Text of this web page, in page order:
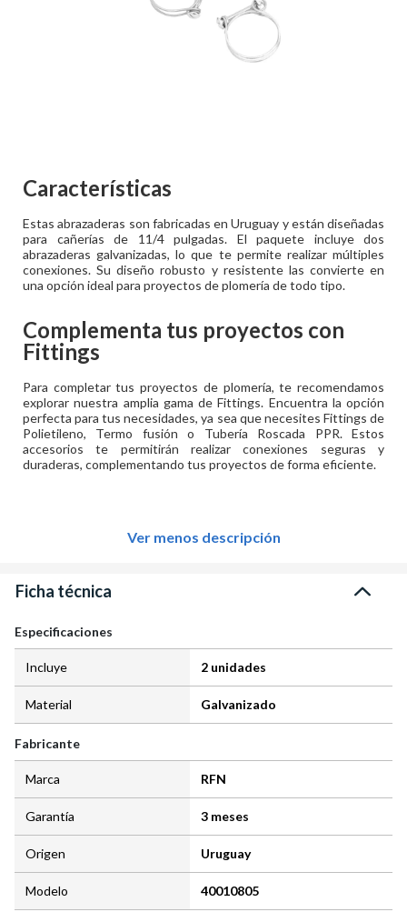
Características
Estas abrazaderas son fabricadas en Uruguay y están diseñadas
para cañerías de 11/4 pulgadas. El paquete incluye dos
abrazaderas galvanizadas, lo que te permite realizar múltiples
conexiones. Su diseño robusto y resistente las convierte en
una opción ideal para proyectos de plomería de todo tipo.
Complementa tus proyectos con
Fittings
Para completar tus proyectos de plomería, te recomendamos
explorar nuestra amplia gama de Fittings. Encuentra la opción
perfecta para tus necesidades, ya sea que necesites Fittings de
Polietileno, Termo fusión o Tubería Roscada PPR. Estos
accesorios te permitirán realizar conexiones seguras y
duraderas, complementando tus proyectos de forma eficiente.
Ver menos descripción
Ficha técnica
Especificaciones
Incluye 2 unidades
Material Galvanizado
Fabricante
Marca RFN
Garantía 3 meses
Origen Uruguay
Modelo 40010805